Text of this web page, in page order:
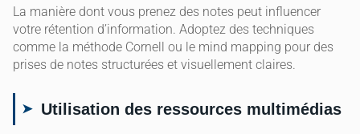
La manière dont vous prenez des notes peut influencer
votre rétention d’information. Adoptez des techniques
comme la méthode Cornell ou le mind mapping pour des
prises de notes structurées et visuellement claires.
Utilisation des ressources multimédias